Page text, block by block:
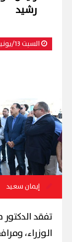
رشيد
السبت 13/يونيو/2026 - 05:57 م
إيمان سعيد
تفقد
الوزراء،